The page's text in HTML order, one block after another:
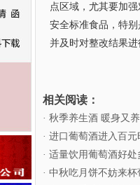
点区域，尤其要加
安全标准食品，特
并及时对整改结果
相关阅读：
· 秋季养生酒 暖身又
· 进口葡萄酒进入百元
· 适量饮用葡萄酒好
· 中秋吃月饼不妨来杯